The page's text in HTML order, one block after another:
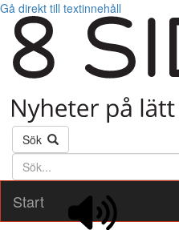
Gå direkt till textinnehåll
Sök
Söktext
Start